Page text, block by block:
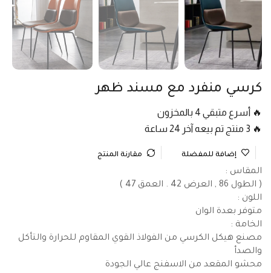
كرسي منفرد مع مسند ظهر
🔥 أسرع متبقي 4 بالمخزون
🔥 3 منتج تم بيعه آخر 24 ساعة
إضافة للمفضلة مقارنة المنتج
المقاس :
( الطول 86 , العرض 42 . العمق 47 )
اللون :
متوفر بعدة الوان
الخامة :
مصنع هيكل الكرسي من الفولاذ القوي المقاوم للحرارة والتأكل
والصدأ
محشو المقعد من الاسفنج عالي الجودة